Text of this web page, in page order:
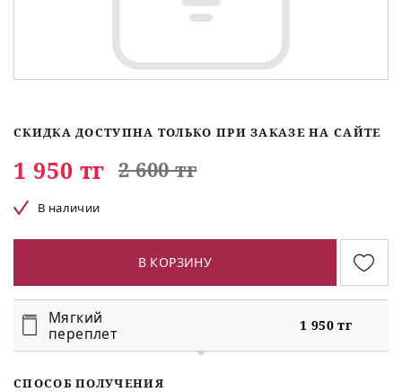
СКИДКА ДОСТУПНА ТОЛЬКО ПРИ ЗАКАЗЕ НА САЙТЕ
1 950 тг 2 600 тг
В наличии
В КОРЗИНУ
Мягкий
переплет
1 950 тг
СПОСОБ ПОЛУЧЕНИЯ